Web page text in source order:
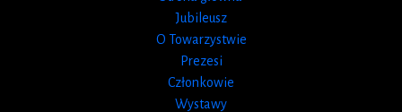
Jubileusz
O Towarzystwie
Prezesi
Członkowie
Wystawy